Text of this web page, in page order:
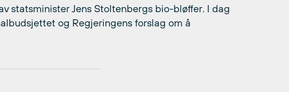
statsminister Jens Stoltenbergs bio-bløffer. I dag
og Regjeringens forslag om å